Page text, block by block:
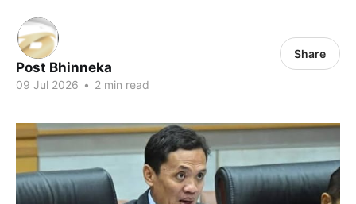
Post Bhinneka
09 Jul 2026 • 2 min read
Share